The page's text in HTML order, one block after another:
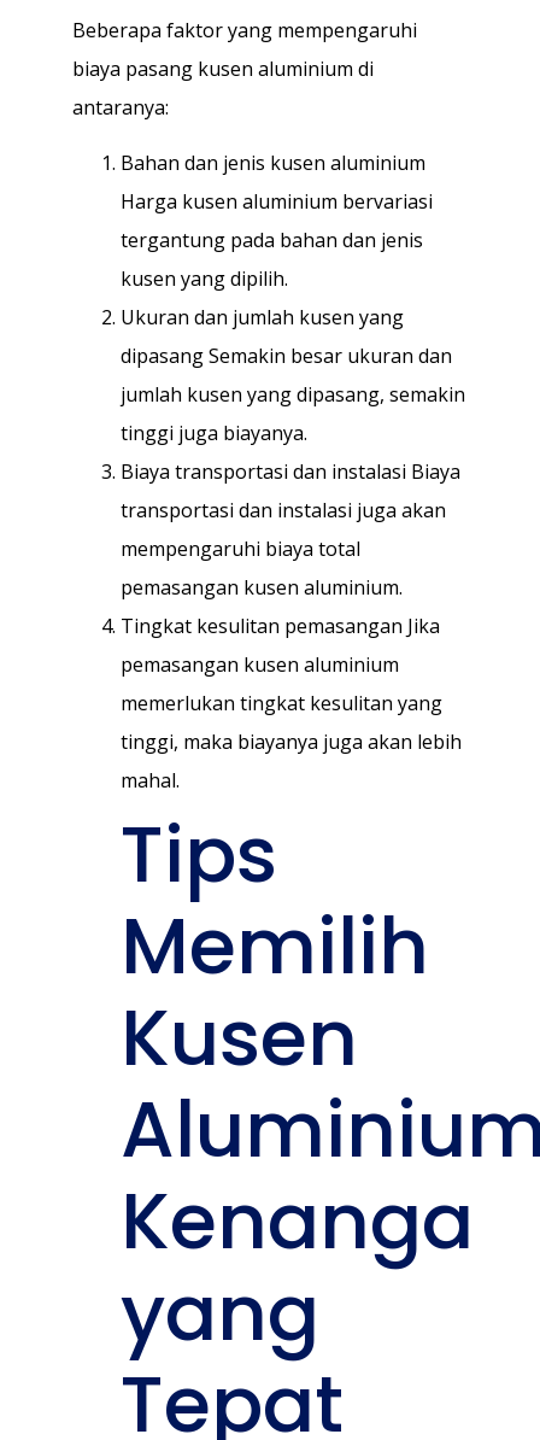
Beberapa faktor yang mempengaruhi
biaya pasang kusen aluminium di
antaranya:
Bahan dan jenis kusen aluminium
Harga kusen aluminium bervariasi
tergantung pada bahan dan jenis
kusen yang dipilih.
Ukuran dan jumlah kusen yang
dipasang Semakin besar ukuran dan
jumlah kusen yang dipasang, semakin
tinggi juga biayanya.
Biaya transportasi dan instalasi Biaya
transportasi dan instalasi juga akan
mempengaruhi biaya total
pemasangan kusen aluminium.
Tingkat kesulitan pemasangan Jika
pemasangan kusen aluminium
memerlukan tingkat kesulitan yang
tinggi, maka biayanya juga akan lebih
mahal.
Tips
Memilih
Kusen
Kenanga
yang
Tepat